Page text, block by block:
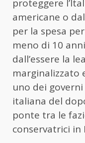
proteggere
americane o
per la spesa
meno di 10
dall’essere la
marginalizzato
uno dei
italiana del
ponte tra le
conservatrici in